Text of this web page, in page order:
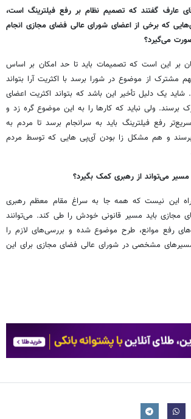
عارف گفتند که تصمیم نظام بر رفع فیلترینگ است،
که برخی از اعضای شورای عالی فضای مجازی انجام
می‌گیرد؟
بر این است که تصمیمات باید تا حد امکان بر اساس
از موضوع در شورا برسد با اکثریت آرا بتواند
شاید یک دلیل تأخیر این باشد که بتواند اکثریت اعضای
ولی نباید که کارها را به این موضوع گره زد و
رفع فیلترینگ باید به سرانجام برسد تا مردم به
و هم مشکل زا بودن آی‌پی هایی که توسط مردم
می‌تواند از رهبری کمک بگیرد؟
این نیست که همه جا به سراغ مقام معظم رهبری
مجازی باید مسیر قانونی خودش را طی کند. می‌توانند
رفع موانع، طرح موضوع شده و بررسی‌های لازم را
مشخصی در شورای عالی فضای مجازی برای این